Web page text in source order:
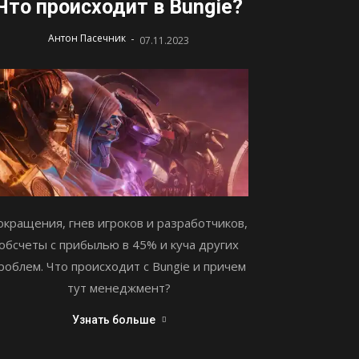
происходит в Bungie?
Антон Пасечник - 07.11.2023
гнев игроков и разработчиков,
с прибылью в 45% и куча других
Что происходит с Bungie и причем
тут менеджмент?
Узнать больше